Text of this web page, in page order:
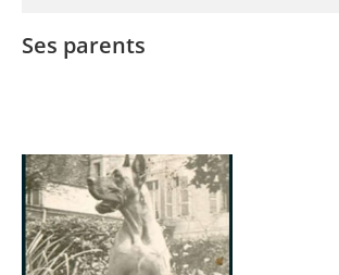
Ses parents